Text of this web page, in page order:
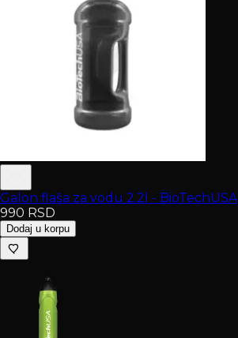
Galon flaša za vodu 2.2l - BioTechUSA
990 RSD
Dodaj u korpu